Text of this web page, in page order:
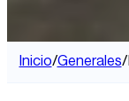
Inicio/Generales/